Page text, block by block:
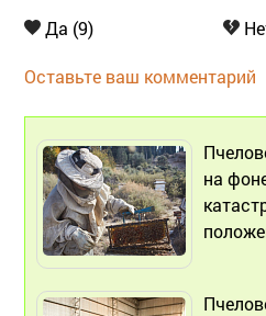
Да (9)
Оставьте ваш комментарий
на